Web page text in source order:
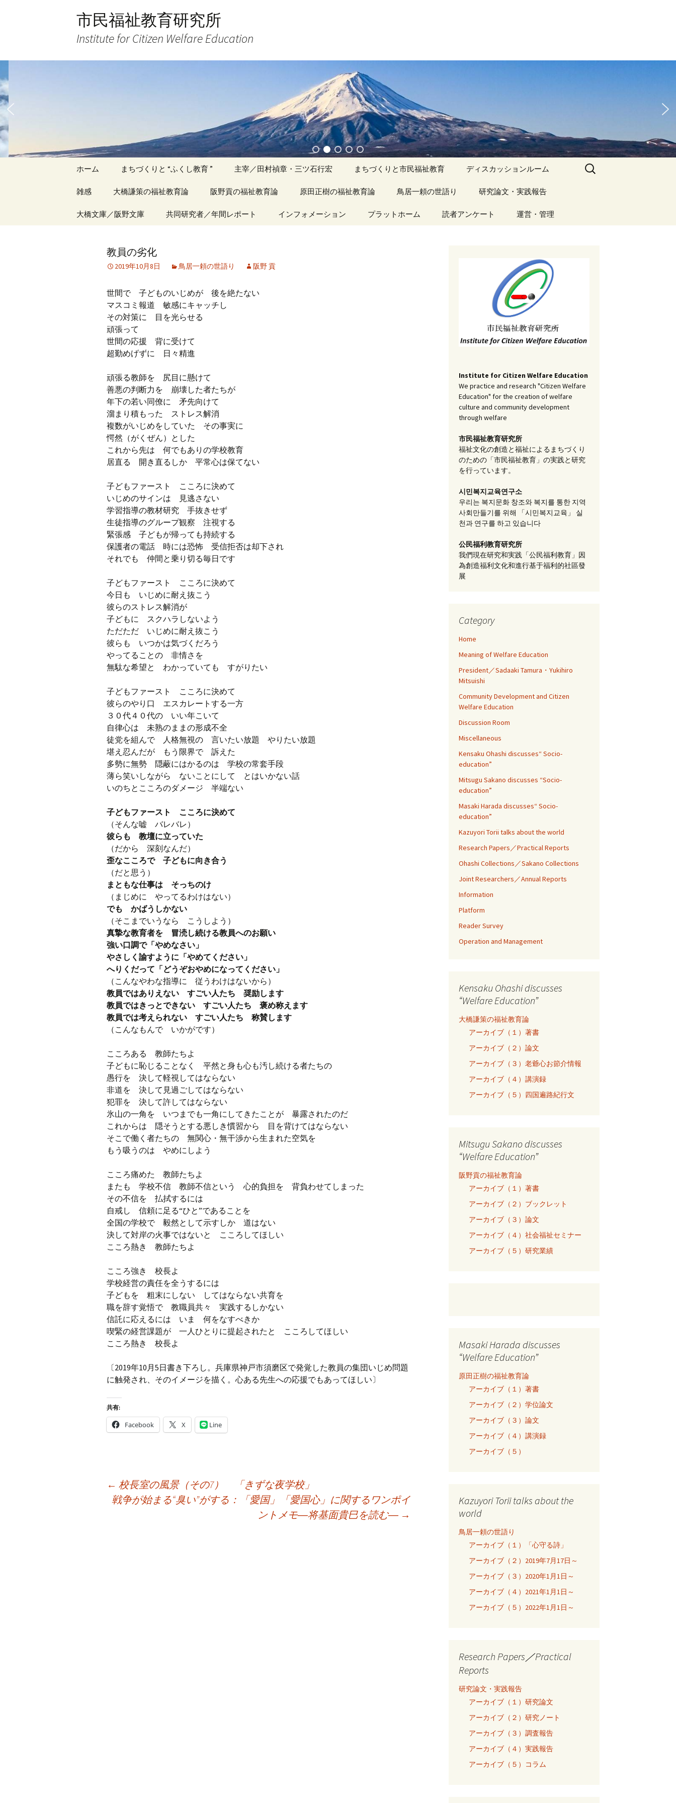
ス
キ
ッ
市民福祉教育研究所
Institute for Citizen Welfare Education
ホーム まちづくりと “ふくし教育 ” 主宰／田村禎章・三ツ石行宏 まちづくりと市民福祉教育
アーカイブ（１）
ディスカッションルーム
アーカイブ（１）
アーカイブ（４）
記事（151）～
アーカイブ（５）
記事（201）～
雑感
アーカイブ（１）
記事（51）～
アーカイブ（４）
記事（151）～
アーカイブ（５）
記事（201）～
大橋謙策の福祉教育論
アーカイブ（１）
論文
アーカイブ（４）
講演録
アーカイブ（５）
四国遍路紀行文
阪野貢の福祉教育論
アーカイブ（１）
アーカイブ（４）
社会福祉セミナー
原田正樹の福祉教育論
アーカイブ（１）
鳥居一頼の世語り
アーカイブ（１）
研究論文・実践報告
アーカイブ（１）
アーカイブ（３）
調査報告
アーカイブ（４）
実践報告
アーカイブ（５）
コラム
大橋文庫／阪野文庫 共同研究者／年間レポート インフォメーション プラットホーム 読者アンケート 運営・管理
検
索:
教員の劣化
2019年10月8日 鳥居一頼の世語り 阪野 貢
世間で 子どものいじめが 後を絶たない
マスコミ報道 敏感にキャッチし
その対策に 目を光らせる
頑張って
世間の応援 背に受けて
超勤めげずに 日々精進
頑張る教師を 尻目に懸けて
善悪の判断力を 崩壊した者たちが
年下の若い同僚に 矛先向けて
溜まり積もった ストレス解消
複数がいじめをしていた その事実に
愕然（がくぜん）とした
これから先は 何でもありの学校教育
居直る 開き直るしか 平常心は保てない
子どもファースト こころに決めて
いじめのサインは 見逃さない
学習指導の教材研究 手抜きせず
生徒指導のグループ観察 注視する
緊張感 子どもが帰っても持続する
保護者の電話 時には恐怖 受信拒否は却下され
それでも 仲間と乗り切る毎日です
子どもファースト こころに決めて
今日も いじめに耐え抜こう
彼らのストレス解消が
子どもに スクハラしないよう
ただただ いじめに耐え抜こう
彼らも いつかは気づくだろう
やってることの 非情さを
無駄な希望と わかっていても すがりたい
子どもファースト こころに決めて
彼らのやり口 エスカレートする一方
３０代４０代の いい年こいて
自律心は 未熟のままの形成不全
徒党を組んで 人格無視の 言いたい放題 やりたい放題
堪え忍んだが もう限界で 訴えた
多勢に無勢 隠蔽にはかるのは 学校の常套手段
薄ら笑いしながら ないことにして とはいかない話
いのちとこころのダメージ 半端ない
子どもファースト こころに決めて
（そんな嘘 バレバレ）
彼らも 教壇に立っていた
（だから 深刻なんだ）
歪なこころで 子どもに向き合う
（だと思う）
まともな仕事は そっちのけ
（まじめに やってるわけはない）
でも かばうしかない
（そこまでいうなら こうしよう）
真摯な教育者を 冒涜し続ける教員へのお願い
強い口調で「やめなさい」
やさしく諭すように「やめてください」
へりくだって「どうぞおやめになってください」
（こんなやわな指導に 従うわけはないから）
教員ではありえない すごい人たち 奨励します
教員ではきっとできない すごい人たち 褒め称えます
教員では考えられない すごい人たち 称賛します
（こんなもんで いかがです）
こころある 教師たちよ
子どもに恥じることなく 平然と身も心も汚し続ける者たちの
愚行を 決して軽視してはならない
非道を 決して見過ごしてはならない
犯罪を 決して許してはならない
氷山の一角を いつまでも一角にしてきたことが 暴露されたのだ
これからは 隠そうとする悪しき慣習から 目を背けてはならない
そこで働く者たちの 無関心・無干渉から生まれた空気を
もう吸うのは やめにしよう
こころ痛めた 教師たちよ
またも 学校不信 教師不信という 心的負担を 背負わせてしまった
その不信を 払拭するには
自戒し 信頼に足る“ひと”であることを
全国の学校で 毅然として示すしか 道はない
決して対岸の火事ではないと こころしてほしい
こころ熱き 教師たちよ
こころ強き 校長よ
学校経営の責任を全うするには
子どもを 粗末にしない してはならない共育を
職を辞す覚悟で 教職員共々 実践するしかない
信託に応えるには いま 何をなすべきか
喫緊の経営課題が 一人ひとりに提起されたと こころしてほしい
こころ熱き 校長よ
〔2019年10月5日書き下ろし。兵庫県神戸市須磨区で発覚した教員の集団いじめ問題
に触発され、そのイメージを描く。心ある先生への応援でもあってほしい〕
共有:
Facebook X Line
← 校長室の風景（その7） 「きずな夜学校」
戦争が始まる“臭い”がする：「愛国」「愛国心」に関するワンポイ
ントメモ―将基面貴巳を読む― →
Institute for Citizen Welfare Education
We practice and research "Citizen Welfare
Education" for the creation of welfare
culture and community development
through welfare
市民福祉教育研究所
福祉文化の創造と福祉によるまちづくり
のための「市民福祉教育」の実践と研究
を行っています。
시민복지교육연구소
우리는 복지문화 창조와 복지를 통한 지역
사회만들기를 위해 「시민복지교육」 실
천과 연구를 하고 있습니다
公民福利教育研究所
我們現在研究和実践「公民福利教育」因
為創造福利文化和進行基于福利的社區發
展
Category
Home
Meaning of Welfare Education
President／Sadaaki Tamura・Yukihiro
Mitsuishi
Community Development and Citizen
Welfare Education
Discussion Room
Miscellaneous
Kensaku Ohashi discusses“ Socio-
education”
Mitsugu Sakano discusses “Socio-
education”
Masaki Harada discusses“ Socio-
education”
Kazuyori Torii talks about the world
Research Papers／Practical Reports
Ohashi Collections／Sakano Collections
Joint Researchers／Annual Reports
Information
Platform
Reader Survey
Operation and Management
Kensaku Ohashi discusses
“Welfare Education”
大橋謙策の福祉教育論
アーカイブ（１）著書
アーカイブ（２）論文
アーカイブ（３）老爺心お節介情報
アーカイブ（４）講演録
アーカイブ（５）四国遍路紀行文
Mitsugu Sakano discusses
“Welfare Education”
阪野貢の福祉教育論
アーカイブ（１）著書
アーカイブ（２）ブックレット
アーカイブ（３）論文
アーカイブ（４）社会福祉セミナー
アーカイブ（５）研究業績
Masaki Harada discusses
“Welfare Education”
原田正樹の福祉教育論
アーカイブ（１）著書
アーカイブ（２）学位論文
アーカイブ（３）論文
アーカイブ（４）講演録
アーカイブ（５）
Kazuyori Torii talks about the
world
鳥居一頼の世語り
アーカイブ（１）「心守る詩」
アーカイブ（２）2019年7月17日～
アーカイブ（３）2020年1月1日～
アーカイブ（４）2021年1月1日～
アーカイブ（５）2022年1月1日～
Research Papers／Practical
Reports
研究論文・実践報告
アーカイブ（１）研究論文
アーカイブ（２）研究ノート
アーカイブ（３）調査報告
アーカイブ（４）実践報告
アーカイブ（５）コラム